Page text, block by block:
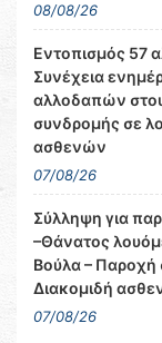
08/08/26
Εντοπισμός 57
Συνέχεια
αλλοδαπών
συνδρομής σε
ασθενών
07/08/26
Σύλληψη για
–Θάνατος
Βούλα – Παροχή
Διακομιδή
07/08/26